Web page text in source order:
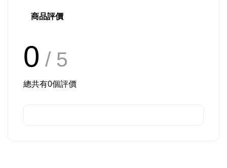
商品評價
0 / 5
總共有0個評價